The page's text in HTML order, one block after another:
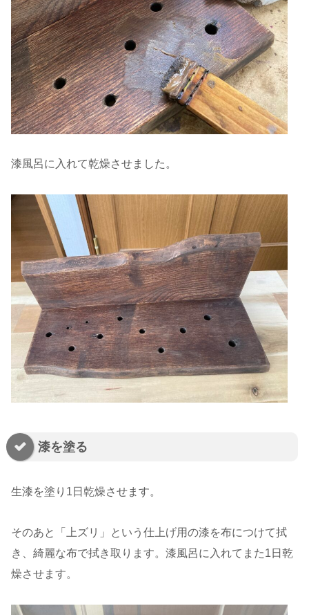
漆風呂に入れて乾燥させました。
漆を塗る
生漆を塗り1日乾燥させます。
そのあと「上ズリ」という仕上げ用の漆を布につけて拭
き、綺麗な布で拭き取ります。漆風呂に入れてまた1日乾
燥させます。